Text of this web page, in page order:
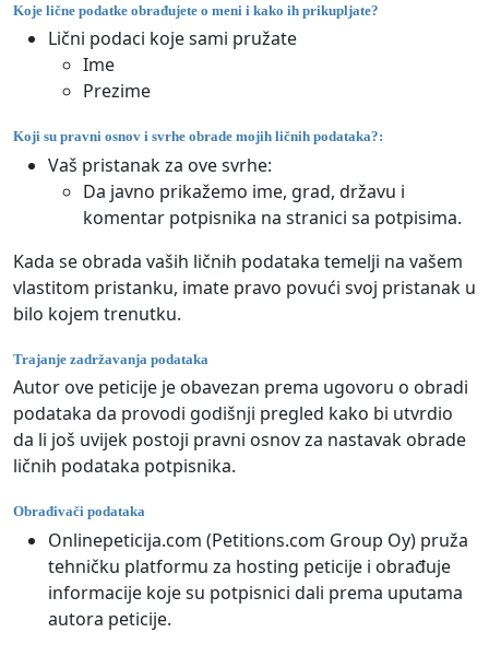
Koje lične podatke obrađujete o meni i kako ih prikupljate?
Lični podaci koje sami pružate
Ime
Prezime
Koji su pravni osnov i svrhe obrade mojih ličnih podataka?:
Vaš pristanak za ove svrhe:
Da javno prikažemo ime, grad, državu i
komentar potpisnika na stranici sa potpisima.
Kada se obrada vaših ličnih podataka temelji na vašem
vlastitom pristanku, imate pravo povući svoj pristanak u
bilo kojem trenutku.
Trajanje zadržavanja podataka
Autor ove peticije je obavezan prema ugovoru o obradi
podataka da provodi godišnji pregled kako bi utvrdio
da li još uvijek postoji pravni osnov za nastavak obrade
ličnih podataka potpisnika.
Obrađivači podataka
Onlinepeticija.com (Petitions.com Group Oy) pruža
tehničku platformu za hosting peticije i obrađuje
informacije koje su potpisnici dali prema uputama
autora peticije.